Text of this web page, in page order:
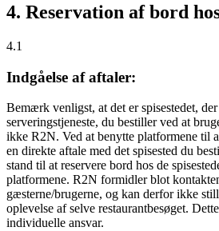
4. Reservation af bord
4.1
Indgåelse af aftaler:
Bemærk venligst, at det er spisestedet,
serveringstjeneste, du bestiller ved at
ikke R2N. Ved at benytte platformene til
en direkte aftale med det spisested du
stand til at reservere bord hos de
platformene. R2N formidler blot
gæsterne/brugerne, og kan derfor ikke
oplevelse af selve restaurantbesøget.
individuelle ansvar.